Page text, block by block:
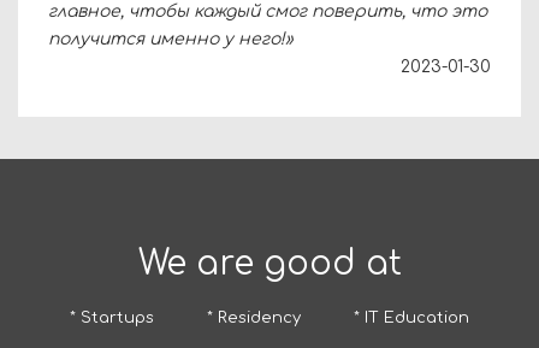
главное, чтобы каждый смог поверить, что это
получится именно у него!»
2023-01-30
We are good at
* Startups * Residency * IT Education